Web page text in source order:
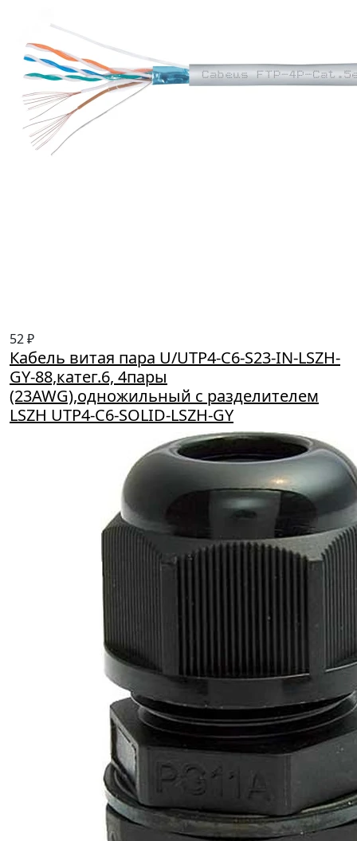
52 ₽
Кабель витая пара U/UTP4-C6-S23-IN-LSZH-
GY-88,катег.6, 4пары
(23AWG),одножильный с разделителем
LSZH UTP4-C6-SOLID-LSZH-GY